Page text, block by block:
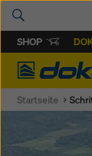
SHOP
Doka
Startseite